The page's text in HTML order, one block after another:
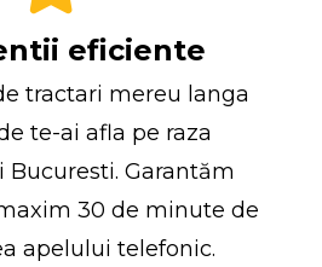
eficiente
tractari mereu langa
te-ai afla pe raza
Garantăm
30 de minute de
apelului telefonic.